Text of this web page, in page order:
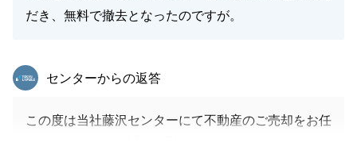
だき、無料で撤去となったのですが。
東急リバブル
センターからの返答
この度は当社藤沢センターにて不動産のご売却をお任